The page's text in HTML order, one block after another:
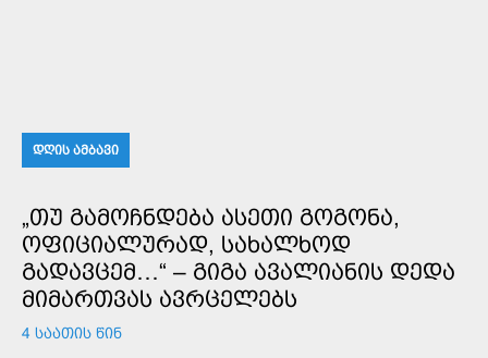
ᲓᲦᲘᲡ ᲐᲛᲑᲐᲕᲘ
„ᲗᲣ ᲒᲐᲛᲝᲩᲜᲓᲔᲑᲐ ᲐᲡᲔᲗᲘ ᲒᲝᲒᲝᲜᲐ,
ᲝᲤᲘᲪᲘᲐᲚᲣᲠᲐᲓ, ᲡᲐᲮᲐᲚᲮᲝᲓ
ᲒᲐᲓᲐᲕᲪᲔᲛ…“ – ᲒᲘᲒᲐ ᲐᲕᲐᲚᲘᲐᲜᲘᲡ ᲓᲔᲓᲐ
ᲛᲘᲛᲐᲠᲗᲕᲐᲡ ᲐᲕᲠᲪᲔᲚᲔᲑᲡ
4 ᲡᲐᲐᲗᲘᲡ ᲬᲘᲜ